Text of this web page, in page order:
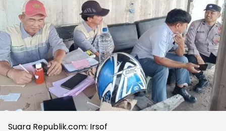
Suara Republik.com: Irsof